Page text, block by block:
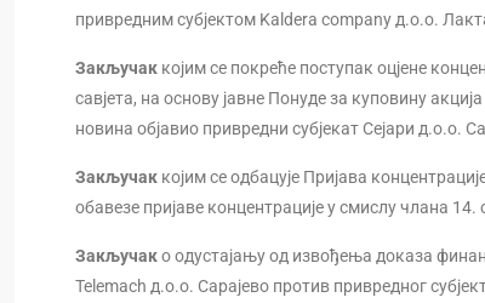
привредним субјектом Kaldera company д.о.о.
Закључак којим се покреће поступак оцјене
савјета, на основу јавне Понуде за куповину
новина објавио привредни субјекат Сејари д.о.о.
Закључак којим се одбацује Пријава
обавезе пријаве концентрације у смислу члана
Закључако одустајању од извођења доказа
Telemach д.о.о. Сарајево против привредног